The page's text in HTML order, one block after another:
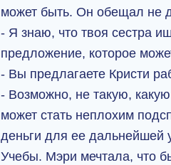
может быть. Он обещал не
- Я знаю, что твоя сестра
предложение, которое
- Вы предлагаете Кристи
- Возможно, не такую,
может стать неплохим
деньги для ее дальнейшей
Учебы. Мэри мечтала, что